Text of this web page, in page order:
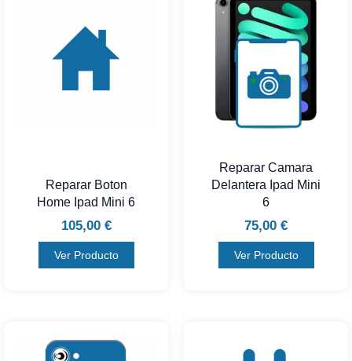
Reparar Boton
Home Ipad Mini 6
105,00 €
Ver Producto
Reparar Camara
Delantera Ipad Mini
6
75,00 €
Ver Producto